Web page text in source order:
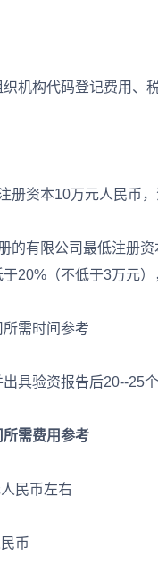
构代码登记费用、
资本10万元人民币，
有限公司最低注册资
20%（不低于3万元）
需时间参考
验资报告后20--25个
需费用参考
民币左右
币